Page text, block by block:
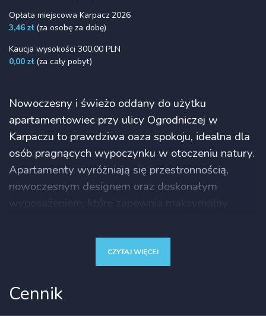
Opłata miejscowa Karpacz 2026
3,46 zł(za osobę za dobę)
Kaucja wysokości 300,00 PLN
0,00 zł(za cały pobyt)
Nowoczesny i świeżo oddany do użytku
apartamentowiec przy ulicy Ogrodniczej w
Karpaczu to prawdziwa oaza spokoju, idealna dla
osób pragnących wypoczynku w otoczeniu natury.
Apartamenty wyróżniają się przestronnością,
nowoczesnym designem oraz doskonałym
wyposażeniem, które zapewnia maksymalny
także bardzo wygodna – zaledwie 15 minut
spacerem dzieli nas od tętniącego życiem centrum
Karpacza, a jednocześnie miejsce to gwarantuje
ciszę i bliskość przyrody.
Każdy apartament posiada duży, prywatny taras,
CZYTAJ WIĘCEJ
Cennik